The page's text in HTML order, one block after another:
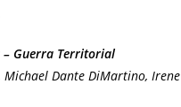
– Guerra Territorial
Michael Dante DiMartino,